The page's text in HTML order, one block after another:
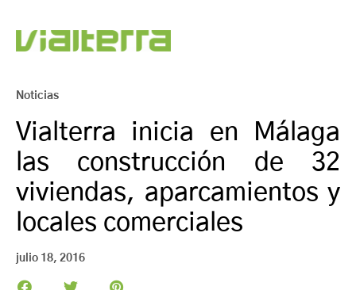
Noticias
Vialterra inicia en Málaga
las construcción de 32
viviendas, aparcamientos y
locales comerciales
julio 18, 2016